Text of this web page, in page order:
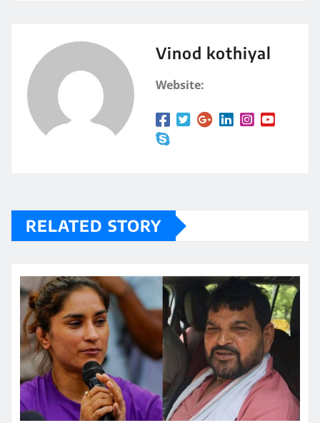
Vinod kothiyal
Website:
RELATED STORY